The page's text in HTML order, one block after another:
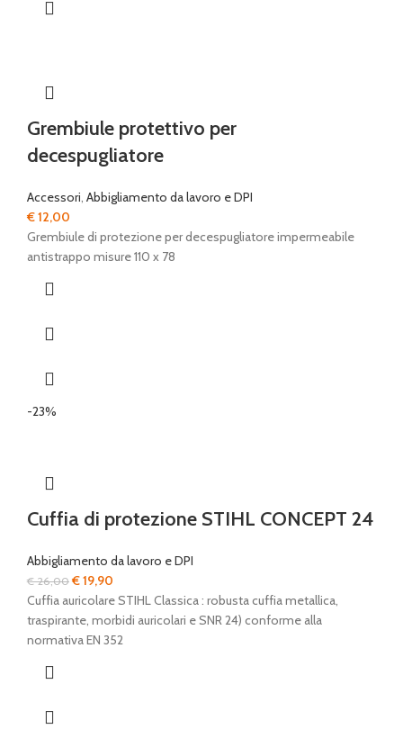
Grembiule protettivo per
decespugliatore
Accessori, Abbigliamento da lavoro e DPI
€12,00
Grembiule di protezione per decespugliatore impermeabile
antistrappo misure 110 x 78
-23%
Cuffia di protezione STIHL CONCEPT 24
Abbigliamento da lavoro e DPI
€26,00Il
prezzo
originale
era:
€19,90
prezzo
attuale
è:
Cuffia auricolare STIHL Classica : robusta cuffia metallica,
traspirante, morbidi auricolari e SNR 24) conforme alla
normativa EN 352